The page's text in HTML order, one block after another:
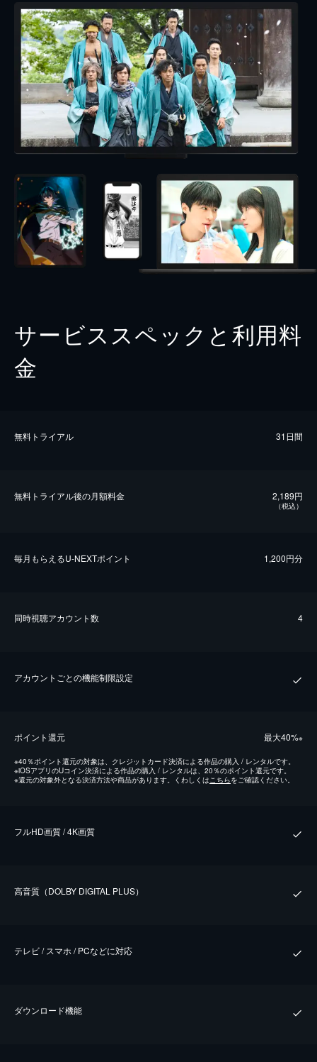
サービススペックと利用料
金
無料トライアル 31日間
無料トライアル後の⽉額料金 2,189円
（税込）
毎⽉もらえるU-NEXTポイント 1,200円分
同時視聴アカウント数 4
アカウントごとの機能制限設定
ポイント還元 最⼤40%※
※40％ポイント還元の対象は、クレジットカード決済による作品の購入 / レンタルです。
※iOSアプリのUコイン決済による作品の購入 / レンタルは、20％のポイント還元です。
※還元の対象外となる決済方法や商品があります。くわしくは こちらをご確認ください。
フルHD画質 / 4K画質
⾼⾳質（DOLBY DIGITAL PLUS）
テレビ / スマホ / PCなどに対応
ダウンロード機能